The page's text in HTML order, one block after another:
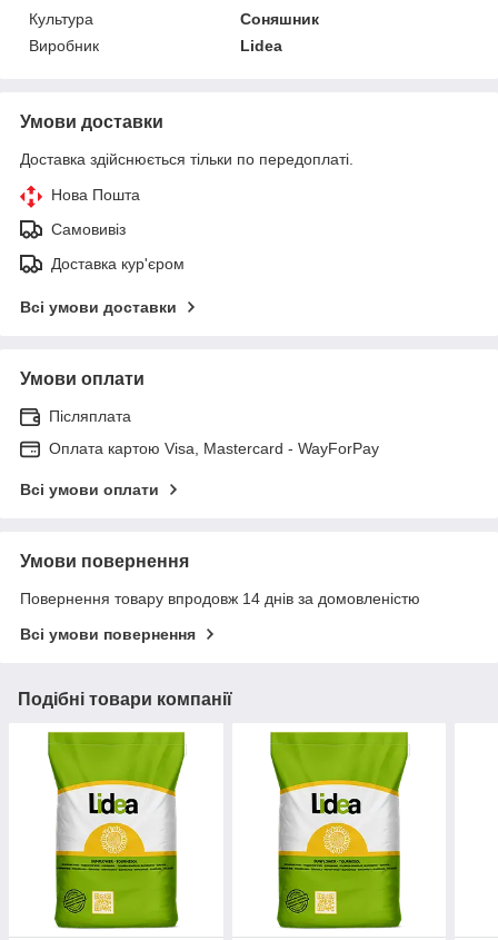
Культура
Соняшник
Виробник
Lidea
Умови доставки
Доставка здійснюється тільки по передоплаті.
Нова Пошта
Самовивіз
Доставка кур'єром
Всі умови доставки
Умови оплати
Післяплата
Оплата картою Visa, Mastercard - WayForPay
Всі умови оплати
Умови повернення
Повернення товару впродовж 14 днів за домовленістю
Всі умови повернення
Подібні товари компанії